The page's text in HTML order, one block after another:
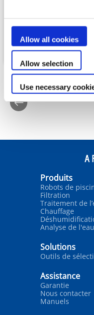
Allow all cookies
Allow selection
Use necessary
TOUTE LIBERTÉ
Produits
Robots de
Filtration
Traitement de
Chauffage
Analyse de l'eau
Solutions
Outils de
Assistance
Garantie
Nous contacter
Manuels